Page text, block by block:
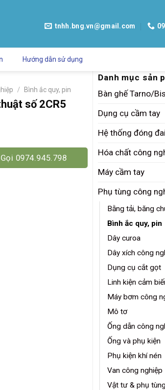
tnhh.bng.vn@gmail.com
Hướng dẫn sử dụng
Danh mục sản
Bàn ghế Tarno/
Dụng cụ cầm tay
Hệ thống đóng đai
Hóa chất công
Máy cầm tay
Phụ tùng công
Bằng tải, băng
Bình ắc quy, pin
Dây curoa
Dây xích công
Dụng cụ cắt gọt
Linh kiện cảm
Máy bơm công
Mô tơ
Ống dẫn công
Ống và phụ kiện
Phụ kiện khí nén
Van công nghiệp
Vật tư & phụ
/ Bình ắc quy, pin
số 2CR5
Gọi 0974.945.798